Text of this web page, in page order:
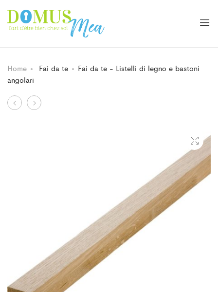
Home Fai da te
Fai da te - Listelli di legno e bastoni
angolari
Navigazione
Riscaldamento
Fai